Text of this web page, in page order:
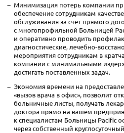
Минимизация потерь компании
обеспечение сотрудникам
обслуживания за счет прямого
с многопрофильной Больницей
и оперативно проводить
диагностические, лечебно-
мероприятия сотрудникам в
компании с минимальными
достигать поставленных задач.
Экономия времени на
«вызов врача в офис», позволит
больничные листы, получать
доктора прямо на вашем
к специалистам Больницы Pacific
через собственный